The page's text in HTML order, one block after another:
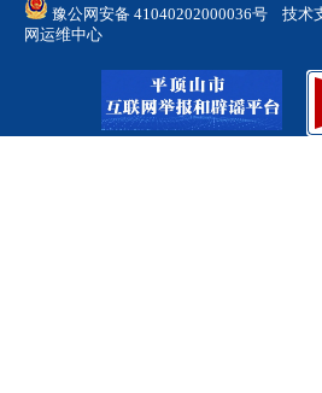
豫公网安备 41040202000036号
技术
网运维中心